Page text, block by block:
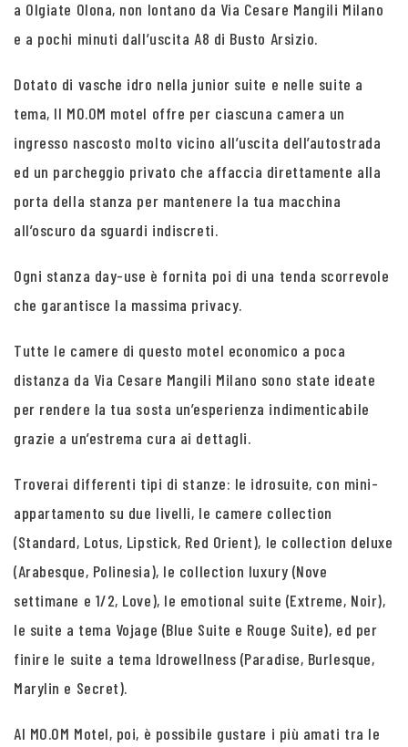
a Olgiate Olona, non lontano da Via Cesare Mangili Milano
e a pochi minuti dall’uscita A8 di Busto Arsizio.
Dotato di vasche idro nella junior suite e nelle suite a
tema, Il MO.OM motel offre per ciascuna camera un
ingresso nascosto molto vicino all’uscita dell’autostrada
ed un parcheggio privato che affaccia direttamente alla
porta della stanza per mantenere la tua macchina
all’oscuro da sguardi indiscreti.
Ogni stanza day-use è fornita poi di una tenda scorrevole
che garantisce la massima privacy.
Tutte le camere di questo motel economico a poca
distanza da Via Cesare Mangili Milano sono state ideate
per rendere la tua sosta un’esperienza indimenticabile
grazie a un’estrema cura ai dettagli.
Troverai differenti tipi di stanze: le idrosuite, con mini-
appartamento su due livelli, le camere collection
(Standard, Lotus, Lipstick, Red Orient), le collection deluxe
(Arabesque, Polinesia), le collection luxury (Nove
settimane e 1/2, Love), le emotional suite (Extreme, Noir),
le suite a tema Vojage (Blue Suite e Rouge Suite), ed per
finire le suite a tema Idrowellness (Paradise, Burlesque,
Marylin e Secret).
Al MO.OM Motel, poi, è possibile gustare i più amati tra le